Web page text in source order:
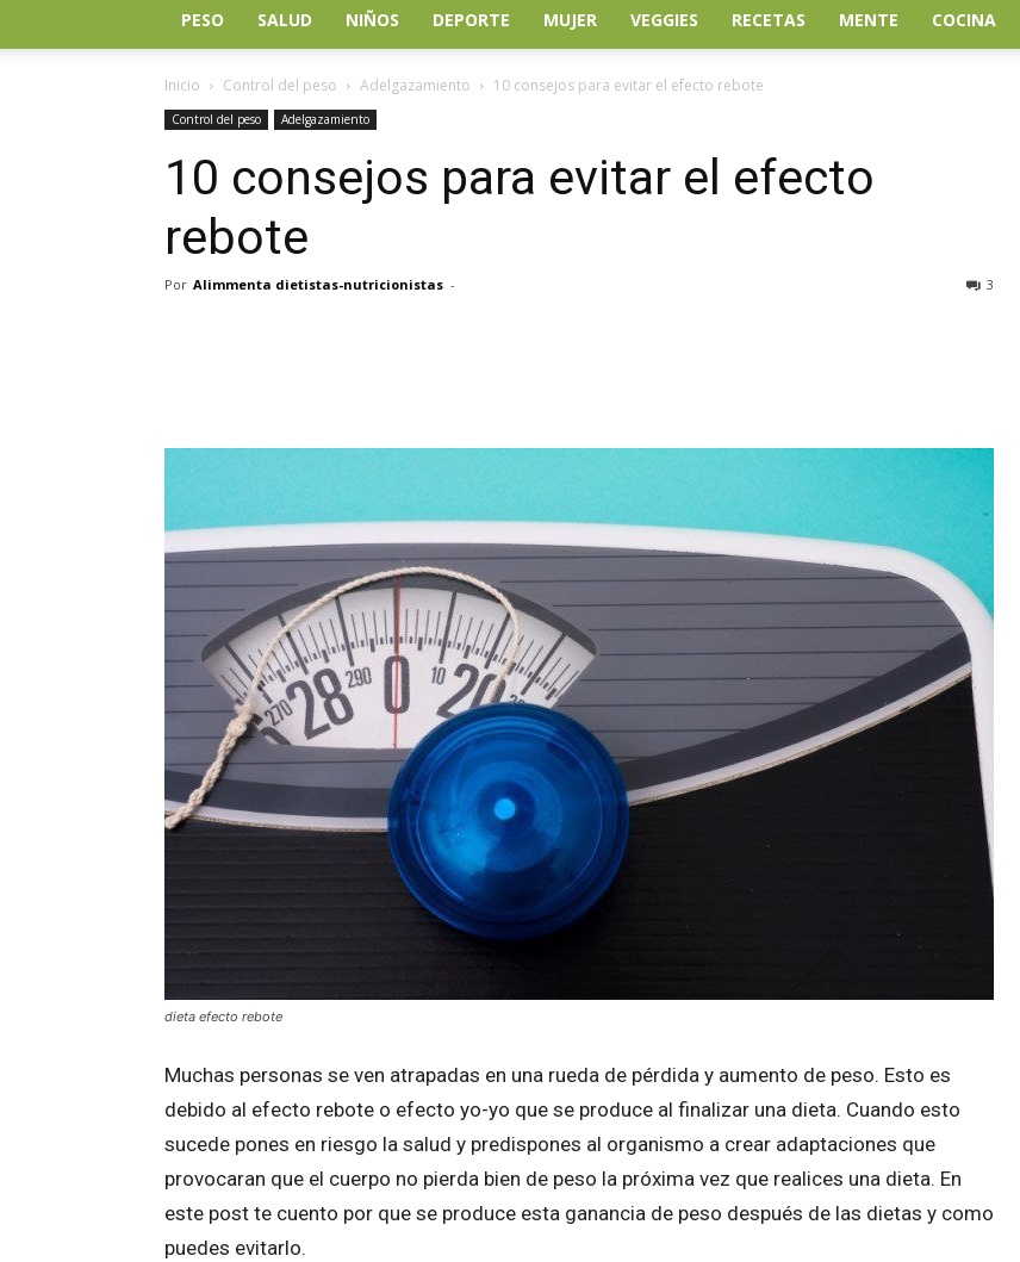
PESO SALUD NIÑOS DEPORTE MUJER VEGGIES RECETAS MENTE COCINA
Inicio Control del peso Adelgazamiento 10 consejos para evitar el efecto rebote
Control del peso Adelgazamiento
10 consejos para evitar el efecto
rebote
Por Alimmenta dietistas-nutricionistas - 3
dieta efecto rebote
Muchas personas se ven atrapadas en una rueda de pérdida y aumento de peso. Esto es
debido al efecto rebote o efecto yo-yo que se produce al finalizar una dieta. Cuando esto
sucede pones en riesgo la salud y predispones al organismo a crear adaptaciones que
provocaran que el cuerpo no pierda bien de peso la próxima vez que realices una dieta. En
este post te cuento por que se produce esta ganancia de peso después de las dietas y como
puedes evitarlo.